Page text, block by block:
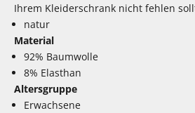
Ihrem Kleiderschrank nicht fehlen
natur
Material
92% Baumwolle
8% Elasthan
Altersgruppe
Erwachsene